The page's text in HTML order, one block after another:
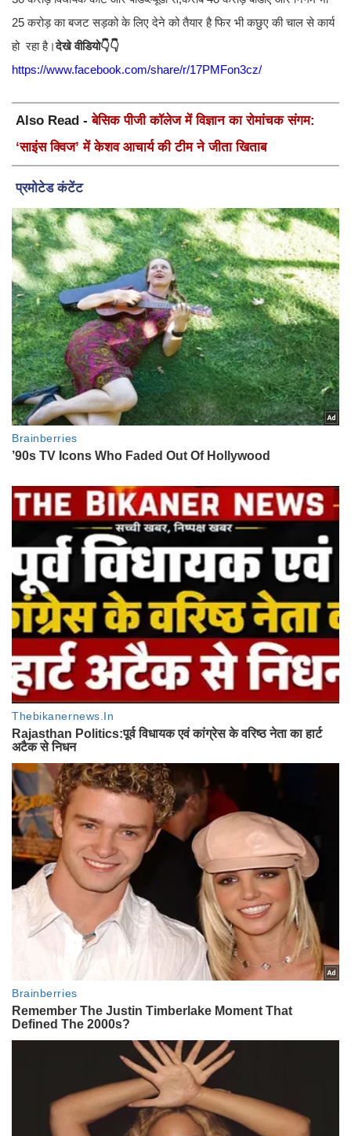
25 करोड़ का बजट सड़को के लिए देने को तैयार है फिर भी कछुए की चाल से कार्य
हो रहा है।देखे वीडियो👇👇
https://www.facebook.com/share/r/17PMFon3cz/
Also Read -बेसिक पीजी कॉलेज में विज्ञान का रोमांचक संगम:
‘साइंस क्विज’ में केशव आचार्य की टीम ने जीता खिताब